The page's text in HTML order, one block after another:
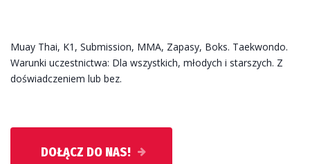
Muay Thai, K1, Submission, MMA, Zapasy, Boks. Taekwondo.
Warunki uczestnictwa: Dla wszystkich, młodych i starszych. Z
doświadczeniem lub bez.
DOŁĄCZ DO NAS!